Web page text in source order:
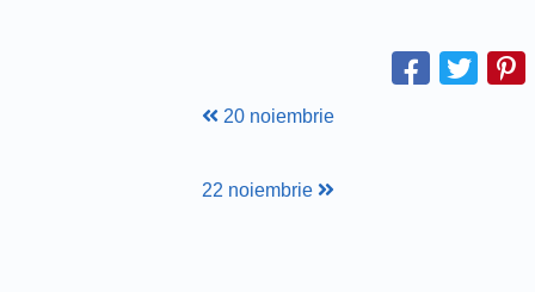
20 noiembrie
22 noiembrie